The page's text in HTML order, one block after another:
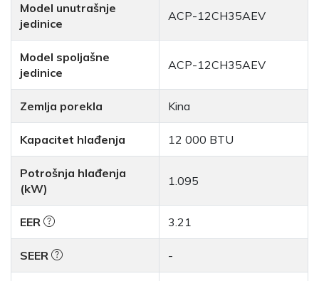
Model unutrašnje
jedinice
ACP-12CH35AEV
Model spoljašne
jedinice
ACP-12CH35AEV
Zemlja porekla Kina
Kapacitet hlađenja 12 000 BTU
Potrošnja hlađenja
(kW)
1.095
EER 3.21
SEER -